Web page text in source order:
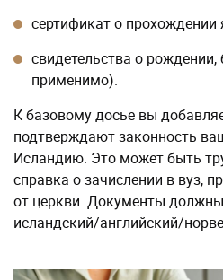
сертификат о прохождении
свидетельства о рождении,
применимо).
К базовому досье вы
подтверждают законность
Исландию. Это может быть
справка о зачислении в вуз,
от церкви. Документы
исландский/английский/